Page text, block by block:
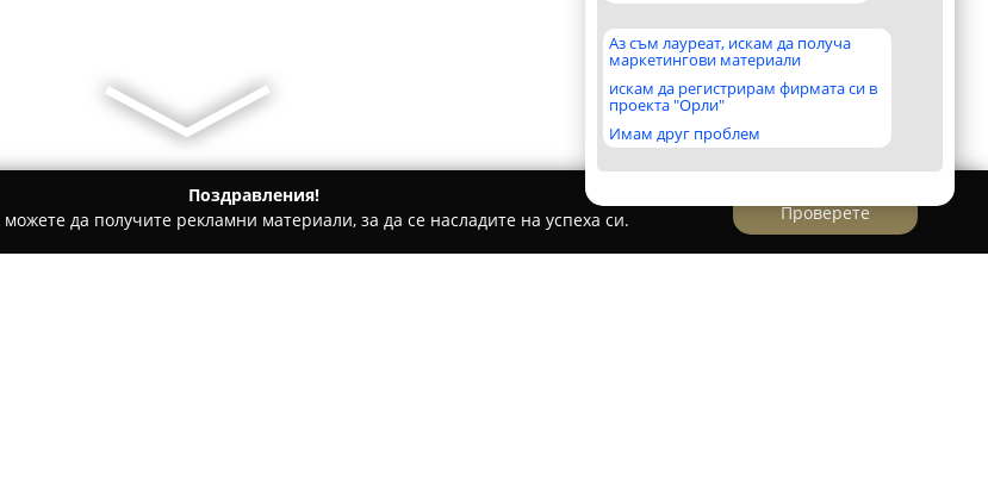
Аз съм лауреат, искам да получа
маркетингови материали
искам да регистрирам фирмата си в
проекта "Орли"
Имам друг проблем
Поздравления!
да получите рекламни материали, за да се насладите на успеха си.
Проверете